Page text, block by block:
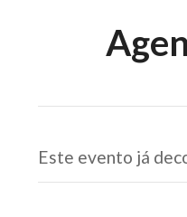
Este evento já